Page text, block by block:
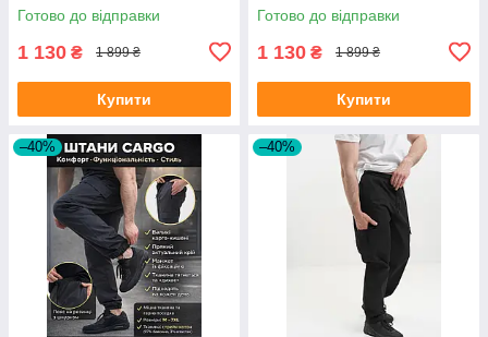
Готово до відправки
1 130 ₴ 1 899 ₴
Купити
Готово до відправки
1 130 ₴ 1 899 ₴
Купити
–40% –40%